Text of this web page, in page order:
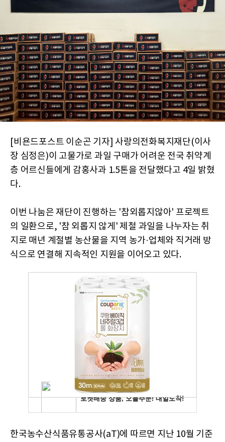
[비욘드포스트 이순곤 기자] 사랑의전화복지재단(이사
장 심정은)이 고물가로 과일 구매가 어려운 전국 취약계
층 어르신들에게 감홍사과 1.5톤을 전달했다고 4일 밝혔
다.
이번 나눔은 재단이 진행하는 '참외롭지않아' 프로젝트
의 일환으로, '참 외롭지 않게' 제철 과일을 나누자는 취
지로 매년 계절별 농산물을 지역 농가·업체와 직거래 방
식으로 연결해 지속적인 지원을 이어오고 있다.
한국농수산식품유통공사(aT)에 따르면 지난 10월 기준